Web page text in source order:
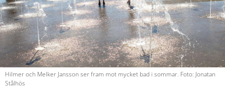
Hilmer och Melker Jansson ser fram mot mycket bad i sommar. Foto: Jonatan
Stålhös